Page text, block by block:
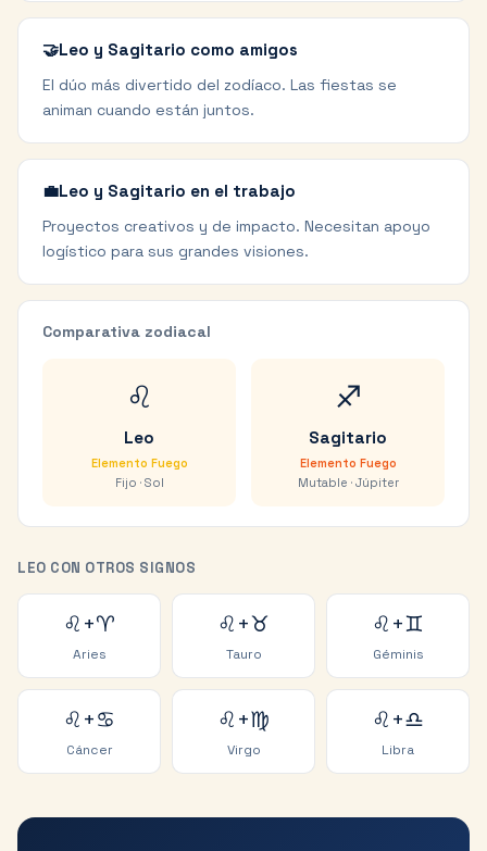
🤝Leo y Sagitario como amigos
El dúo más divertido del zodíaco. Las fiestas se
animan cuando están juntos.
💼Leo y Sagitario en el trabajo
Proyectos creativos y de impacto. Necesitan apoyo
logístico para sus grandes visiones.
Comparativa zodiacal
♌
Leo
Elemento Fuego
Fijo · Sol
♐
Sagitario
Elemento Fuego
Mutable · Júpiter
LEO CON OTROS SIGNOS
♌+♈
Aries
♌+♉
Tauro
♌+♊
Géminis
♌+♋
Cáncer
♌+♍
Virgo
♌+♎
Libra